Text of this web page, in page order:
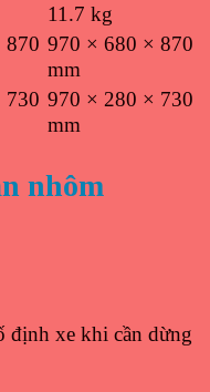
11.7 kg
870 970 × 680 × 870
mm
730 970 × 280 × 730
mm
nhôm
định xe khi cần dừng